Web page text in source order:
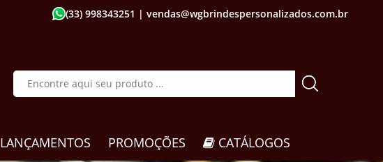
(33) 998343251 | vendas@wgbrindespersonalizados.com.br
LANÇAMENTOS PROMOÇÕES CATÁLOGOS